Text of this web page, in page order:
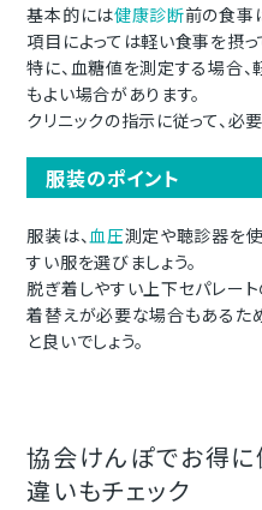
基本的には健康診断前の食事
項目によっては軽い食事を摂
特に、血糖値を測定する場合、
もよい場合があります。
クリニックの指示に従って、必
服装のポイント
服装は、血圧測定や聴診器を使
すい服を選びましょう。
脱ぎ着しやすい上下セパレート
着替えが必要な場合もあるた
と良いでしょう。
協会けんぽでお得に
違いもチェック